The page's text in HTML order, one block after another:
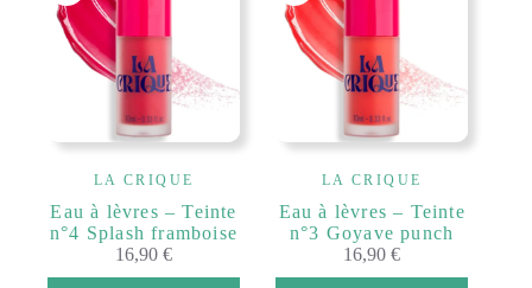
LA CRIQUE
Eau à lèvres – Teinte
n°4 Splash framboise
16,90€
LA CRIQUE
Eau à lèvres – Teinte
n°3 Goyave punch
16,90€